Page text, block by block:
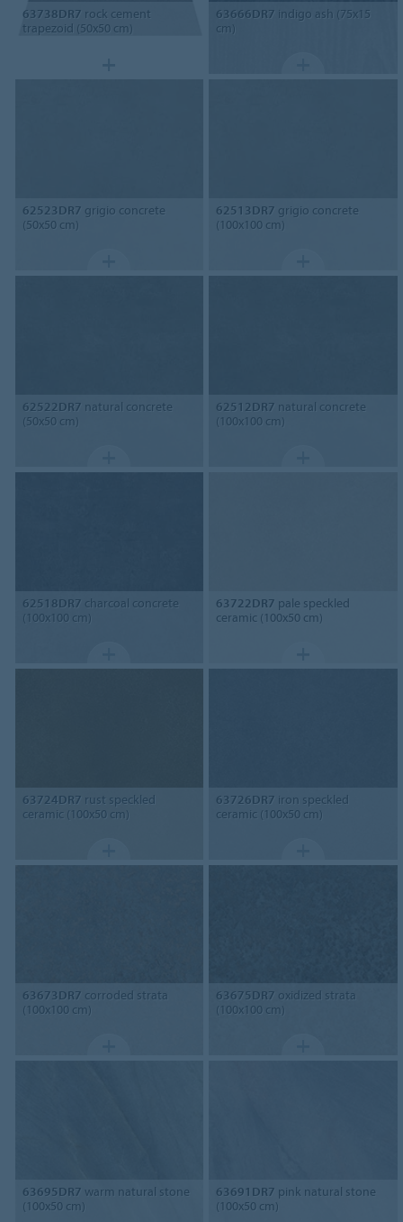
63738DR7 rock cement
trapezoid (50x50 cm)
63666DR7 indigo ash (75x15
cm)
62523DR7 grigio concrete
(50x50 cm)
62513DR7 grigio concrete
(100x100 cm)
62522DR7 natural concrete
(50x50 cm)
62512DR7 natural concrete
(100x100 cm)
62518DR7 charcoal concrete
(100x100 cm)
63722DR7 pale speckled
ceramic (100x50 cm)
63724DR7 rust speckled
ceramic (100x50 cm)
63726DR7 iron speckled
ceramic (100x50 cm)
63673DR7 corroded strata
(100x100 cm)
63675DR7 oxidized strata
(100x100 cm)
63695DR7 warm natural stone
(100x50 cm)
63691DR7 pink natural stone
(100x50 cm)